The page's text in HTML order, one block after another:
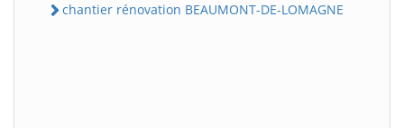
chantier rénovation BEAUMONT-DE-LOMAGNE